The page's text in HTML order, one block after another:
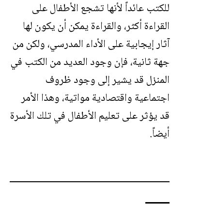
للكتب عائداً لأنها تشجع الأطفال على
القراءة أكثر، والقراءة يمكن أن يكون لها
آثار إيجابية على الأداء المدرسي، ولكن من
جهة ثانية، فإن وجود العديد من الكتب في
المنزل قد يشير إلى وجود ظروف
اجتماعية واقتصادية مواتية، وهذا الأمر
قد يؤثر على تعليم الأطفال في تلك الأسرة
أيضاً.